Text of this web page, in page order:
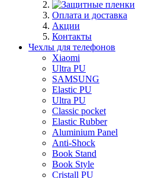
Оплата и доставка
Акции
Контакты
Чехлы для телефонов
Xiaomi
Ultra PU
SAMSUNG
Elastic PU
Ultra PU
Classic pocket
Elastic Rubber
Aluminium Panel
Anti-Shock
Book Stand
Book Style
Cristall PU